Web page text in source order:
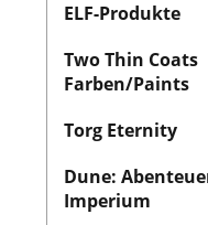
ELF-Produkte
Two Thin Coats
Farben/Paints
Torg Eternity
Dune:
Imperium